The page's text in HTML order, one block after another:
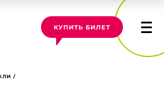
КУПИТЬ БИЛЕТ